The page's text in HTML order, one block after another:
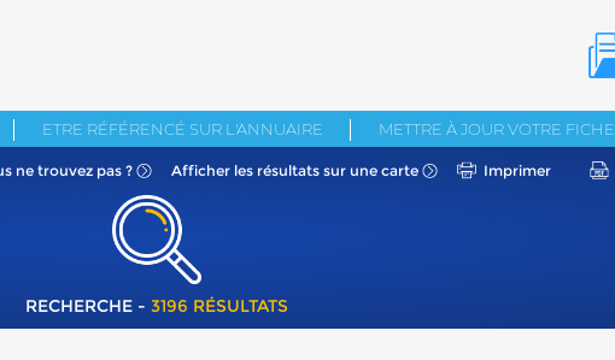
ETRE RÉFÉRENCÉ SUR L'ANNUAIRE METTRE À JOUR VOTRE FICHE
ne trouvez pas ? Afficher les résultats sur une carte Imprimer
RECHERCHE - 3196 RÉSULTATS